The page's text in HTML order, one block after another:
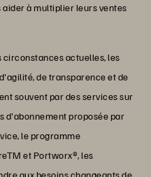
à multiplier leurs ventes
actuelles, les
de transparence et de
souvent par des services sur
d'abonnement proposée par
le programme
et Portworx®, les
aux besoins changeants de